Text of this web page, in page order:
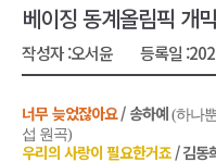
베이징 동계올림픽 개
작성자 :오서윤 등록일 :
너무 늦었잖아요/ 송하예 (하나
섭 원곡)
우리의 사랑이 필요한거죠 / 김동